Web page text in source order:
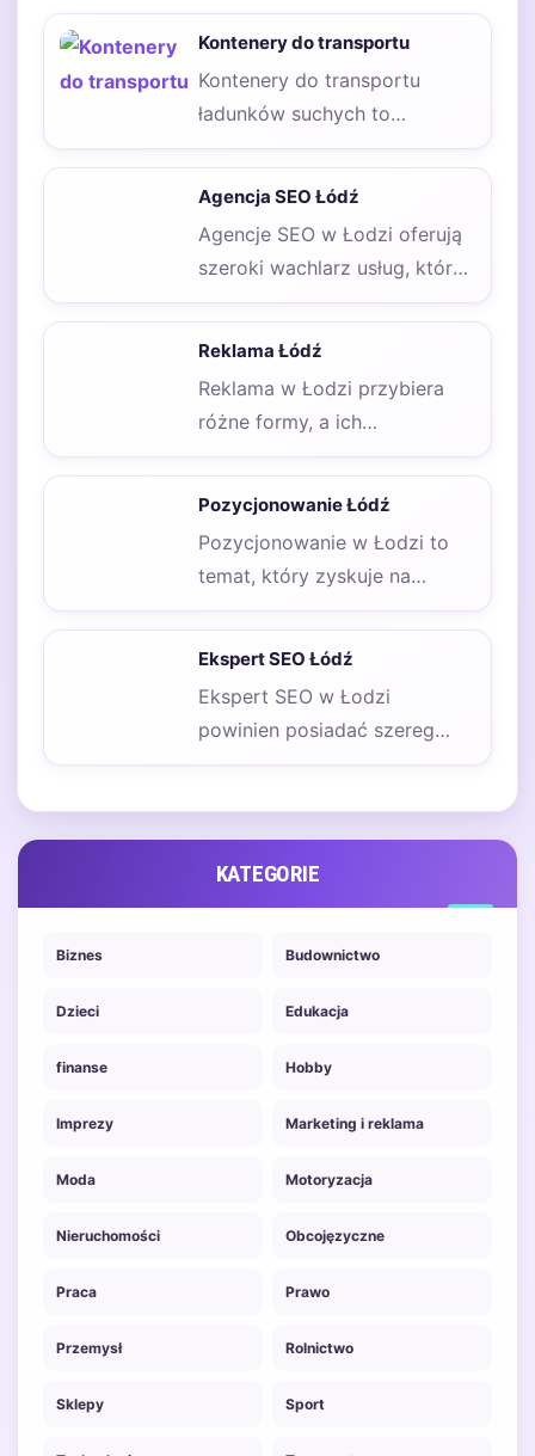
Kontenery do transportu
Kontenery do transportu
ładunków suchych to
standardowe metalowe
użytku. Znajdują szerokie
zastosowanie w…
Agencja SEO Łódź
Agencje SEO w Łodzi oferują
szeroki wachlarz usług, które
mają na celu poprawę
Reklama Łódź
Reklama w Łodzi przybiera
różne formy, a ich
skuteczność zależy od wielu
Pozycjonowanie Łódź
Pozycjonowanie w Łodzi to
temat, który zyskuje na
znaczeniu w miarę jak coraz
Ekspert SEO Łódź
Ekspert SEO w Łodzi
powinien posiadać szereg
umiejętności, które pozwolą
KATEGORIE
Biznes Budownictwo
Dzieci Edukacja
finanse Hobby
Imprezy Marketing i reklama
Moda Motoryzacja
Nieruchomości Obcojęzyczne
Praca Prawo
Przemysł Rolnictwo
Sklepy Sport